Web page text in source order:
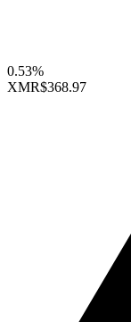
0.53%
XMR$368.97